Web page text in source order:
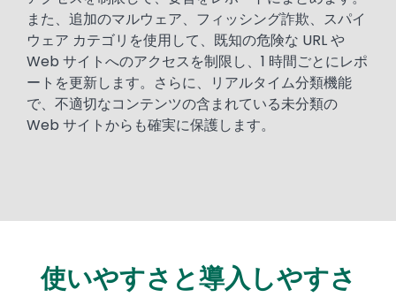
また、追加のマルウェア、フィッシング詐欺、スパイ
ウェア カテゴリを使用して、既知の危険な URL や
Web サイトへのアクセスを制限し、1 時間ごとにレポ
ートを更新します。さらに、リアルタイム分類機能
で、不適切なコンテンツの含まれている未分類の
Web サイトからも確実に保護します。
使いやすさと導入しやすさ